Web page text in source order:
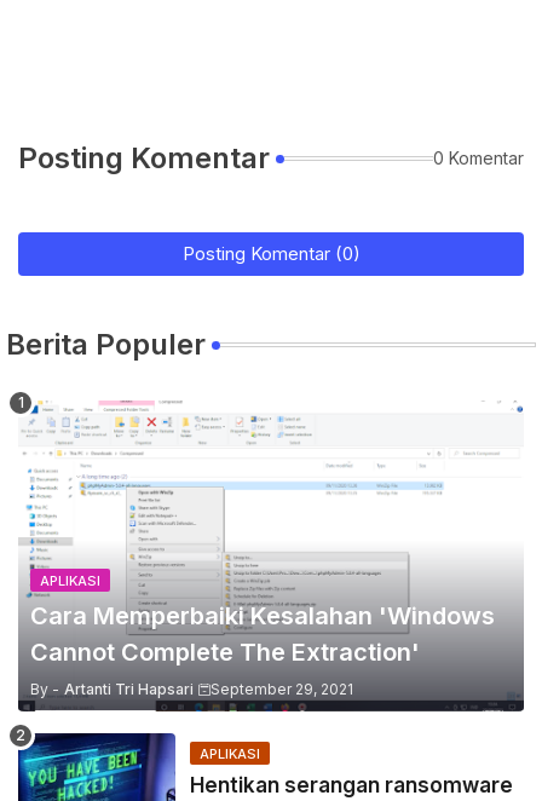
Posting Komentar 0 Komentar
Posting Komentar (0)
Berita Populer
APLIKASI
Cara Memperbaiki Kesalahan 'Windows
Cannot Complete The Extraction'
By - Artanti Tri Hapsari September 29, 2021
APLIKASI
Hentikan serangan ransomware